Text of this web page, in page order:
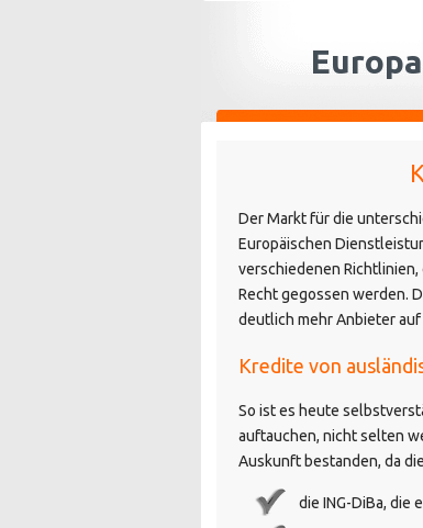
Der Markt für die
Europäischen
verschiedenen
Recht gegossen werden.
deutlich mehr Anbieter
Kredite von
So ist es heute
auftauchen, nicht selten
Auskunft bestanden, da
die ING-DiBa, die